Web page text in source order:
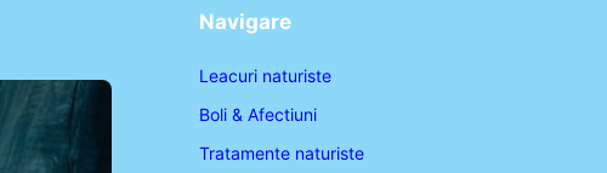
Navigare
Leacuri naturiste
Boli & Afectiuni
Tratamente naturiste